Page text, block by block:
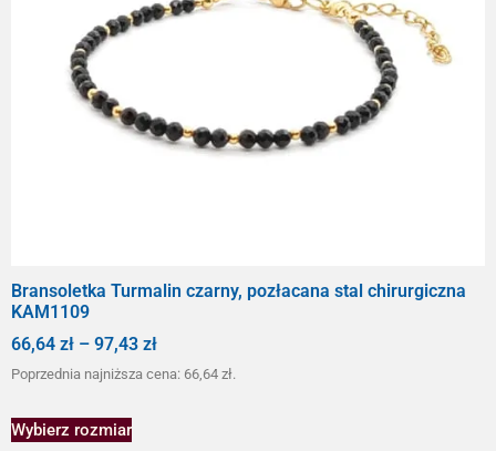
Bransoletka Turmalin czarny, pozłacana stal chirurgiczna
KAM1109
66,64 zł – 97,43 zł
Poprzednia najniższa cena: 66,64 zł.
Wybierz rozmiar